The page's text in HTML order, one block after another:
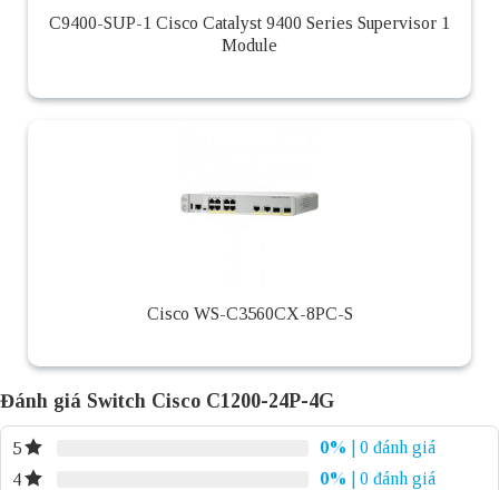
C9400-SUP-1 Cisco Catalyst 9400 Series Supervisor 1
Module
Cisco WS-C3560CX-8PC-S
Đánh giá Switch Cisco C1200-24P-4G
5 0%
| 0 đánh giá
4
0%
| 0 đánh giá